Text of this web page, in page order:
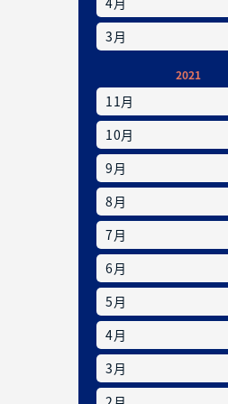
3月
2021
11月
10月
9月
8月
7月
6月
5月
4月
3月